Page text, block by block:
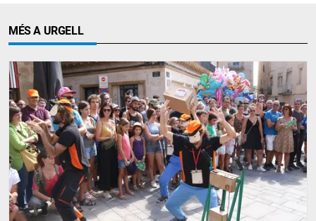
MÉS A URGELL